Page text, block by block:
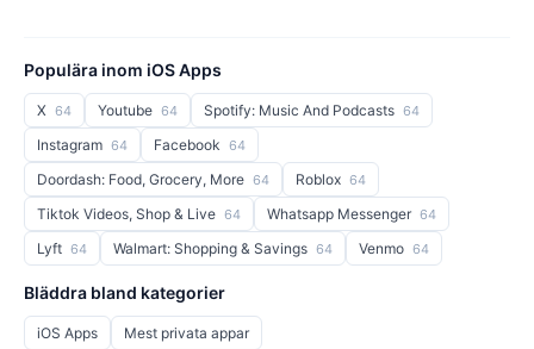
Populära inom iOS Apps
X 64 Youtube 64 Spotify: Music And Podcasts 64
Instagram 64 Facebook 64
Doordash: Food, Grocery, More 64 Roblox 64
Tiktok Videos, Shop & Live 64 Whatsapp Messenger 64
Lyft 64 Walmart: Shopping & Savings 64 Venmo 64
Bläddra bland kategorier
iOS Apps Mest privata appar